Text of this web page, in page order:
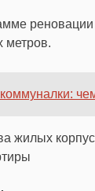
метров.
жилых